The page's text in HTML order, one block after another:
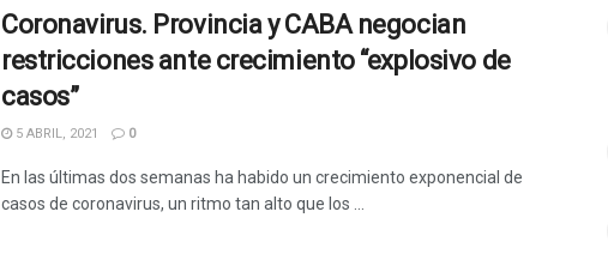
Coronavirus. Provincia y CABA negocian
restricciones ante crecimiento “explosivo de
casos”
5 ABRIL, 2021 0
En las últimas dos semanas ha habido un crecimiento exponencial de
casos de coronavirus, un ritmo tan alto que los ...